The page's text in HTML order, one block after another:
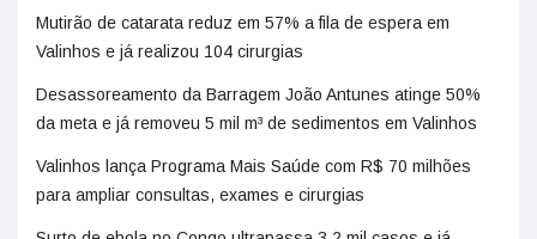
Mutirão de catarata reduz em 57% a fila de espera em
Valinhos e já realizou 104 cirurgias
Desassoreamento da Barragem João Antunes atinge 50%
da meta e já removeu 5 mil m³ de sedimentos em Valinhos
Valinhos lança Programa Mais Saúde com R$ 70 milhões
para ampliar consultas, exames e cirurgias